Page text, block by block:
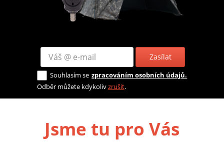
Zasílat
Souhlasím se zpracováním osobních údajů.
Odběr můžete kdykolivzrušit.
Jsme tu pro Vás